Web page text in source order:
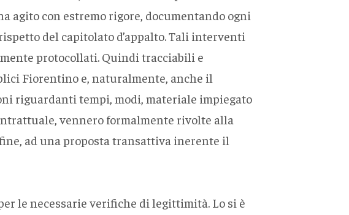
agito con estremo rigore, documentando ogni
del capitolato d’appalto. Tali interventi
protocollati. Quindi tracciabili e
Fiorentino e, naturalmente, anche il
riguardanti tempi, modi, materiale impiegato
vennero formalmente rivolte alla
ad una proposta transattiva inerente il
le necessarie verifiche di legittimità. Lo si è